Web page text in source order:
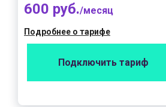
600 руб./месяц
Подробнее о тарифе
Подключить тариф